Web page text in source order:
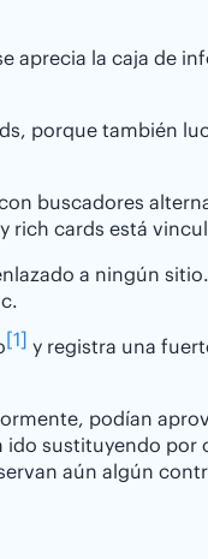
aprecia la caja de
porque también
buscadores
rich cards está
a ningún
[1] y registra una
podían
sustituyendo por
aún algún